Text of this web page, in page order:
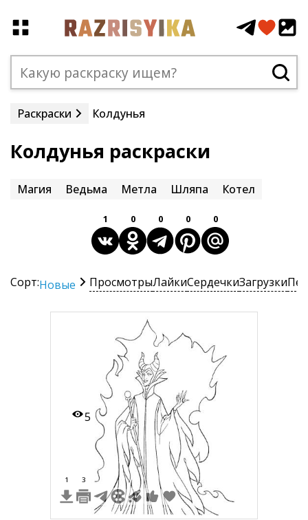
Раскраски Колдунья
Колдунья раскраски
Магия Ведьма Метла Шляпа Котел
1 0 0 0 0
Сорт:Новые ПросмотрыЛайкиСердечкиЗагрузки
5
1 3